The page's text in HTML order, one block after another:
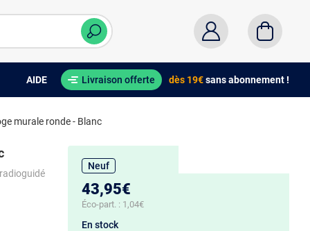
AIDE Livraison offerte dès 19€sans abonnement !
murale ronde - Blanc
Neuf
43,95€
Éco-part. : 1,04€
En stock